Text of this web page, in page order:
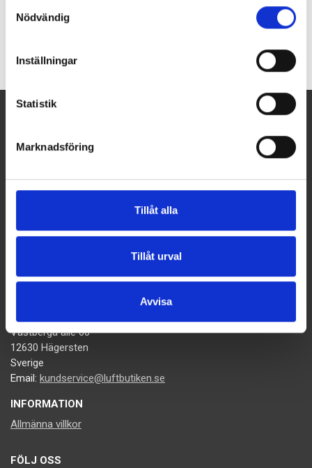
Nödvändig
Inställningar
Statistik
Marknadsföring
Tillåt alla
Tillåt urval
Avvisa
Du kan avbryta prenumerationen när som helst. För detta
meddelandet.
Luftbutiken.se
Västberga allé 60
12630 Hägersten
Sverige
Email: kundservice@luftbutiken.se
INFORMATION
Allmänna villkor
FÖLJ OSS